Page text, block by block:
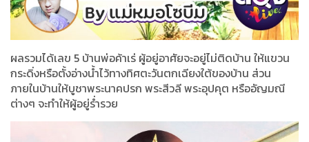
ผลรวมได้เลข 5 บ้านพ่อค้าเร่ ผู้อยู่อาศัยจะอยู่ไม่ติดบ้าน ให้แขวน
กระดิ่งหรือตั้งอ่างน้ำไว้ทางทิศตะวันตกเฉียงใต้ของบ้าน ส่วน
ภายในบ้านให้บูชาพระนาคปรก พระสีวลี พระอุปคุต หรืออัญมณี
ต่างๆ จะทำให้ผู้อยู่ร่ำรวย